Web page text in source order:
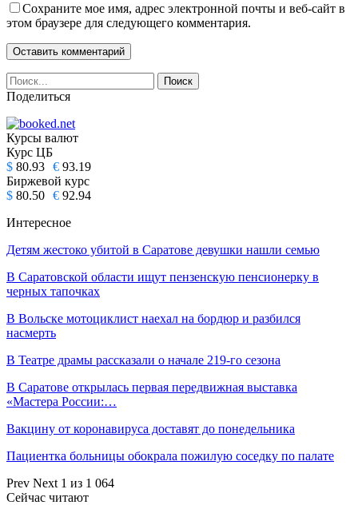
Сохраните мое имя, адрес электронной почты и веб-сайт в
этом браузере для следующего комментария.
Поделиться
Курсы валют
Курс ЦБ
$ 80.93 € 93.19
Биржевой курс
$ 80.50 € 92.94
Интересное
Детям жестоко убитой в Саратове девушки нашли семью
В Саратовской области ищут пензенскую пенсионерку в
черных тапочках
В Вольске мотоциклист наехал на бордюр и разбился
насмерть
В Театре драмы рассказали о начале 219-го сезона
В Саратове открылась первая передвижная выставка
«Мастера России:…
Вакцину от коронавируса доставят до понедельника
Пациентка больницы обокрала пожилую соседку по палате
Prev Next 1 из 1 064
Сейчас читают